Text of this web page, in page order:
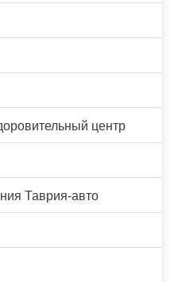
центр
Таврия-авто